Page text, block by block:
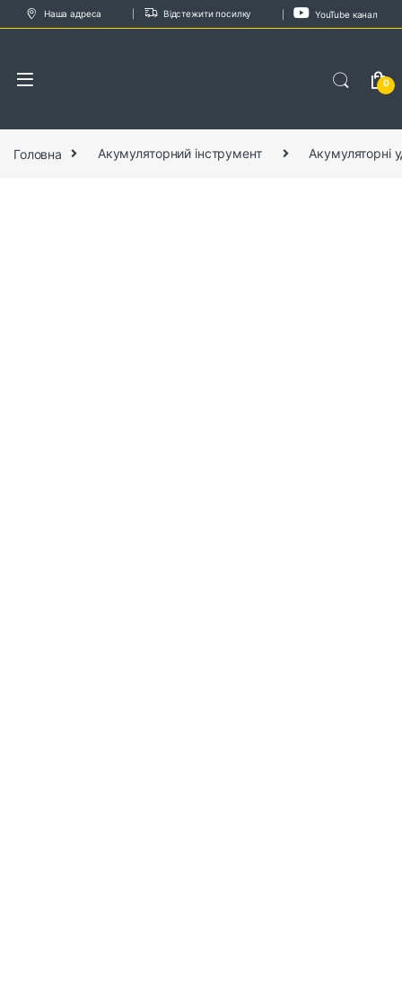
Skip to navigation
Skip to content
Наша адреса Відстежити посилку YouTube канал
0
Головна Акумуляторний інструмент Акумуляторні